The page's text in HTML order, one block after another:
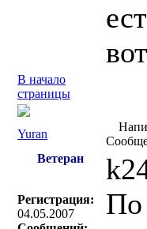
В начало
страницы
Yuran
Ветеран
Регистрация:
04.05.2007
По